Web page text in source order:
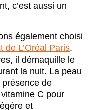
c’est aussi un
également choisi
de L’Oréal Paris.
il démaquille le
la nuit. La peau
de
C pour
et